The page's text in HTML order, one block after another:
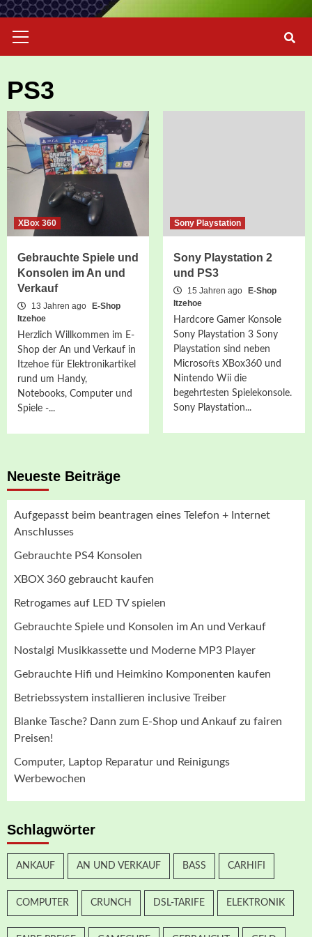
Menu
PS3
XBox 360
Gebrauchte Spiele und
Konsolen im An und
Verkauf
13 Jahren ago
E-Shop
Itzehoe
Herzlich Willkommen im E-
Shop der An und Verkauf in
Itzehoe für Elektronikartikel
rund um Handy,
Notebooks, Computer und
Spiele -...
Sony Playstation
Sony Playstation 2
und PS3
15 Jahren ago
E-Shop
Itzehoe
Hardcore Gamer Konsole
Sony Playstation 3 Sony
Playstation sind neben
Microsofts XBox360 und
Nintendo Wii die
begehrtesten Spielekonsole.
Sony Playstation...
Neueste Beiträge
Aufgepasst beim beantragen eines Telefon + Internet
Anschlusses
Gebrauchte PS4 Konsolen
XBOX 360 gebraucht kaufen
Retrogames auf LED TV spielen
Gebrauchte Spiele und Konsolen im An und Verkauf
Nostalgi Musikkassette und Moderne MP3 Player
Gebrauchte Hifi und Heimkino Komponenten kaufen
Betriebssystem installieren inclusive Treiber
Blanke Tasche? Dann zum E-Shop und Ankauf zu fairen
Preisen!
Computer, Laptop Reparatur und Reinigungs
Werbewochen
Schlagwörter
ANKAUF AN UND VERKAUF BASS CARHIFI
COMPUTER CRUNCH DSL-TARIFE ELEKTRONIK